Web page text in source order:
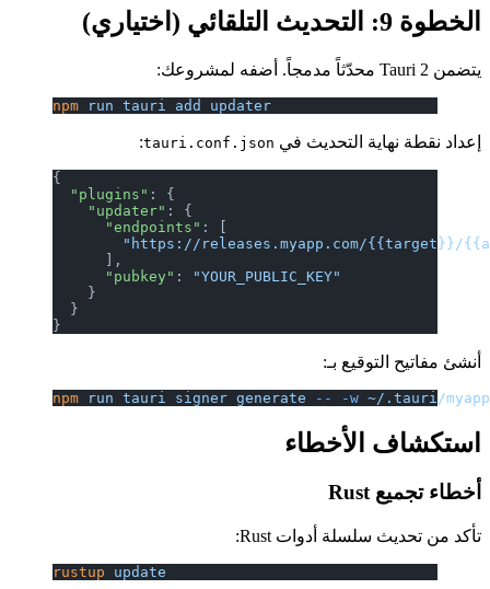
الخطوة 9: التحديث التلقائي (اختياري)
يتضمن Tauri 2 محدّثاً مدمجاً. أضفه لمشروعك:
npm run tauri add updater
إعداد نقطة نهاية التحديث في tauri.conf.json
:
  "plugins"
: {
    "updater"
: {
      "endpoints"
"https://releases.myapp.com/{{target}}/
      ],
      "pubkey"
: "YOUR_PUBLIC_KEY"
    }
  }
أنشئ مفاتيح التوقيع بـ:
npm run tauri signer generate -- -w ~/.tauri/
استكشاف الأخطاء
أخطاء تجميع Rust
تأكد من تحديث سلسلة أدوات Rust:
rustup update